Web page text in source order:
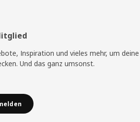
Inspiration und vieles mehr, um deine
Und das ganz umsonst.